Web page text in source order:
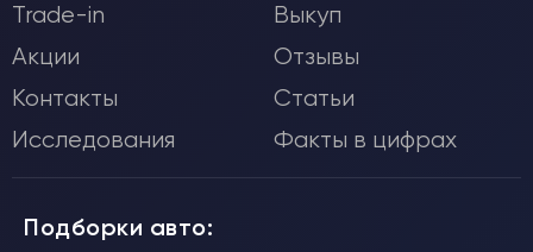
Trade-in
Выкуп
Акции
Отзывы
Контакты
Статьи
Исследования
Факты в цифрах
Подборки авто: